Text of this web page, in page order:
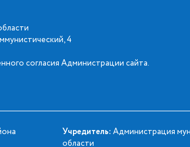
4
согласия Администрации сайта.
Учредитель: Администрация
области